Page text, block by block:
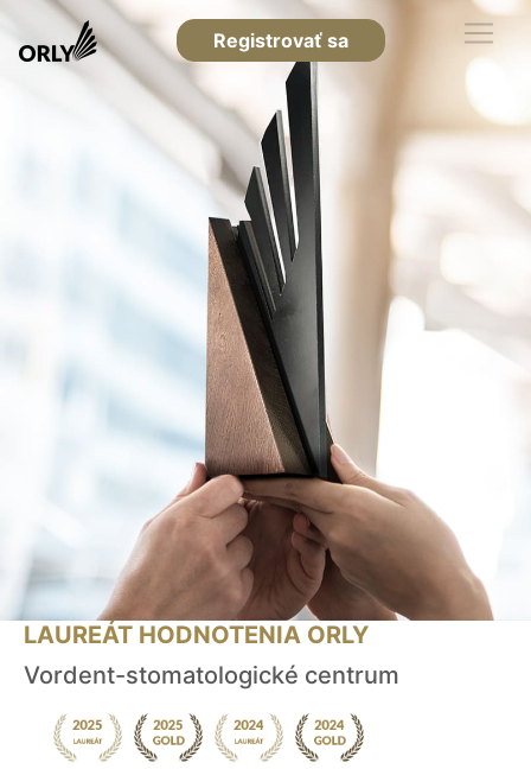
Registrovať sa
LAUREÁT HODNOTENIA ORLY
Vordent-stomatologické centrum